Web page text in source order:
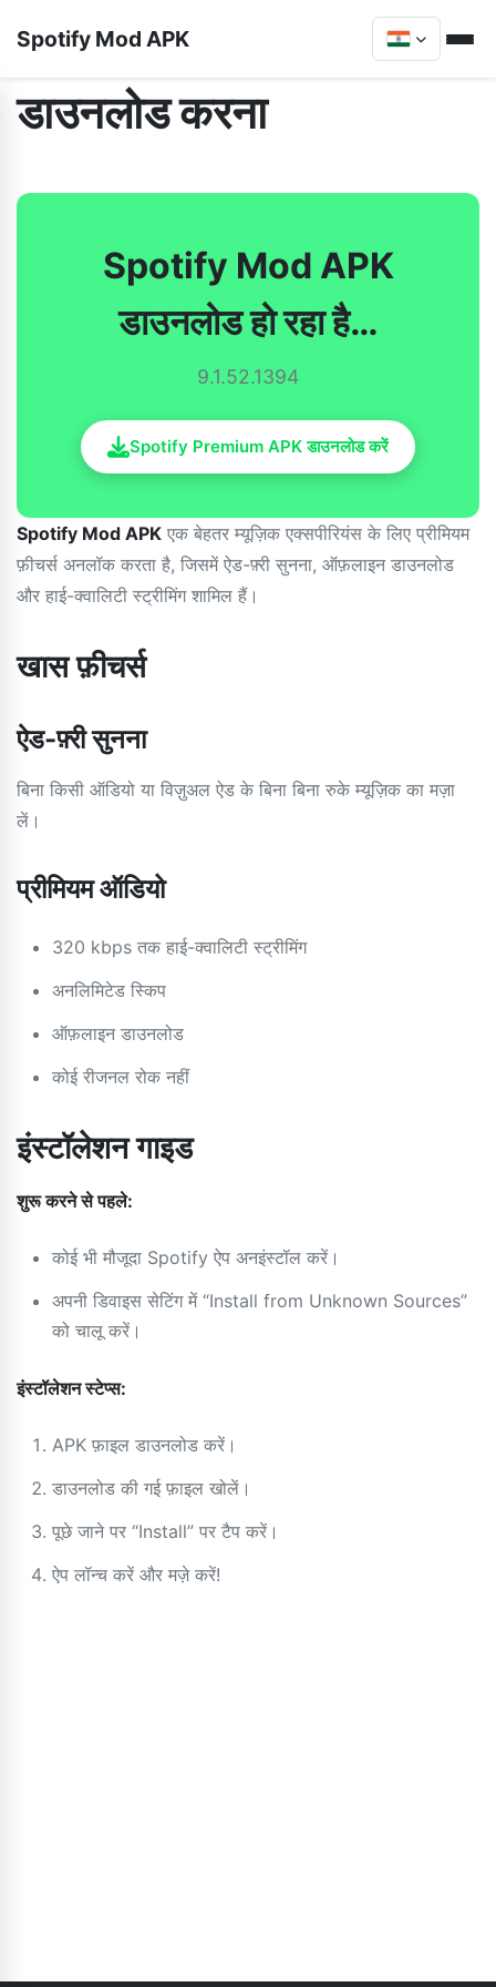
Spotify Mod APK
डाउनलोड करना
Spotify Mod APK
डाउनलोड हो रहा है…
9.1.52.1394
Spotify Premium APK डाउनलोड करें
Spotify Mod APK एक बेहतर म्यूज़िक एक्सपीरियंस के लिए प्रीमियम
फ़ीचर्स अनलॉक करता है, जिसमें ऐड-फ़्री सुनना, ऑफ़लाइन डाउनलोड
और हाई-क्वालिटी स्ट्रीमिंग शामिल हैं।
खास फ़ीचर्स
ऐड-फ़्री सुनना
बिना किसी ऑडियो या विज़ुअल ऐड के बिना बिना रुके म्यूज़िक का मज़ा
लें।
प्रीमियम ऑडियो
320 kbps तक हाई-क्वालिटी स्ट्रीमिंग
अनलिमिटेड स्किप
ऑफ़लाइन डाउनलोड
कोई रीजनल रोक नहीं
इंस्टॉलेशन गाइड
शुरू करने से पहले:
कोई भी मौजूदा Spotify ऐप अनइंस्टॉल करें।
अपनी डिवाइस सेटिंग में “Install from Unknown Sources”
को चालू करें।
इंस्टॉलेशन स्टेप्स:
APK फ़ाइल डाउनलोड करें।
डाउनलोड की गई फ़ाइल खोलें।
पूछे जाने पर “Install” पर टैप करें।
ऐप लॉन्च करें और मज़े करें!